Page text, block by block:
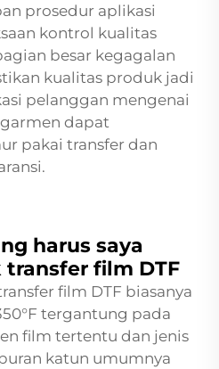
prosedur aplikasi
kontrol kualitas
besar kegagalan
kualitas produk jadi
pelanggan mengenai
dapat
pakai transfer dan
harus saya
film DTF
film DTF biasanya
tergantung pada
film tertentu dan jenis
katun umumnya